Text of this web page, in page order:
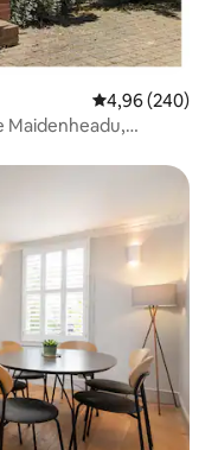
Priemerné
4,96 (240)
Maidenheadu,